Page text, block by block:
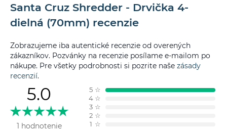
Santa Cruz Shredder - Drvička 4-
dielná (70mm) recenzie
Zobrazujeme iba autentické recenzie od overených
zákazníkov. Pozvánky na recenzie posílame e-mailom po
nákupe. Pre všetky podrobnosti si pozrite naše zásady
recenzií.
5.0
1 hodnotenie
5 ☆
4 ☆
3 ☆
2 ☆
1 ☆